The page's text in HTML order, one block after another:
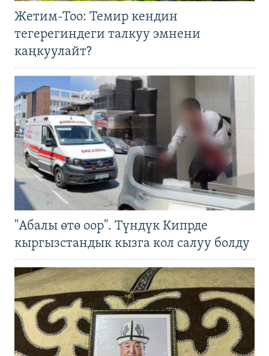
Жетим-Тоо: Темир кендин
тегерегиндеги талкуу эмнени
каңкуулайт?
"Абалы өтө оор". Түндүк Кипрде
кыргызстандык кызга кол салуу болду